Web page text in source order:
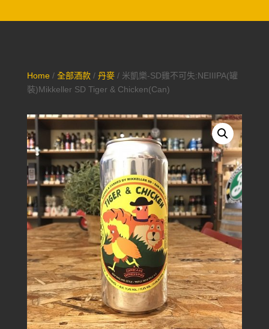
Home/ 全部酒款/ 丹麥/ 米凱樂-SD雞不可失:NEIIIPA(罐
裝)Mikkeller SD Tiger & Chicken(Can)